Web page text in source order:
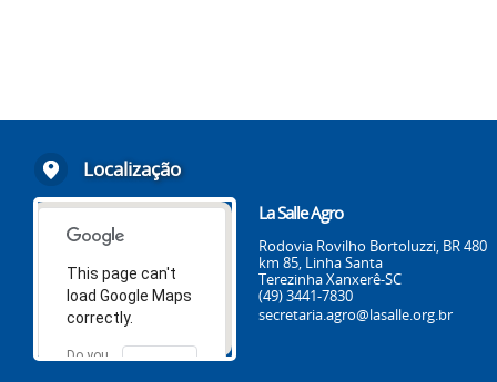
Localização
This page can't
load Google Maps
correctly.
Do you
OK
La Salle Agro
Rodovia Rovilho Bortoluzzi, BR 480
km 85, Linha Santa
Terezinha Xanxerê-SC
(49) 3441-7830
secretaria.agro@lasalle.org.br